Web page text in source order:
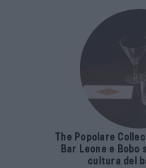
The Popolare
Bar Leone e
cultura del